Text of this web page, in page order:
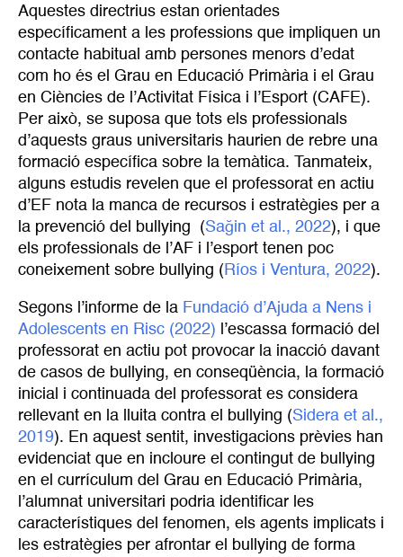
Aquestes directrius estan orientades
específicament a les professions que impliquen un
contacte habitual amb persones menors d’edat
com ho és el Grau en Educació Primària i el Grau
en Ciències de l’Activitat Física i l’Esport (CAFE).
Per això, se suposa que tots els professionals
d’aquests graus universitaris haurien de rebre una
formació específica sobre la temàtica. Tanmateix,
alguns estudis revelen que el professorat en actiu
d’EF nota la manca de recursos i estratègies per a
la prevenció del bullying (Sağin et al., 2022), i que
els professionals de l’AF i l’esport tenen poc
coneixement sobre bullying ( Ríos i Ventura, 2022).
Segons l’informe de la Fundació d’Ajuda a Nens i
Adolescents en Risc (2022) l’escassa formació del
professorat en actiu pot provocar la inacció davant
de casos de bullying, en conseqüència, la formació
inicial i continuada del professorat es considera
rellevant en la lluita contra el bullying (Sidera et al.,
2019). En aquest sentit, investigacions prèvies han
evidenciat que en incloure el contingut de bullying
en el currículum del Grau en Educació Primària,
l’alumnat universitari podria identificar les
característiques del fenomen, els agents implicats i
les estratègies per afrontar el bullying de forma